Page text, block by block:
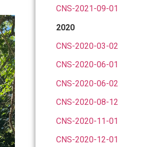
CNS-2021-09-01
2020
CNS-2020-03-02
CNS-2020-06-01
CNS-2020-06-02
CNS-2020-08-12
CNS-2020-11-01
CNS-2020-12-01